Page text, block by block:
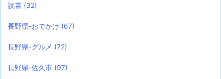
読書 (32)
長野県-おでかけ (67)
長野県-グルメ (72)
長野県-佐久市 (97)